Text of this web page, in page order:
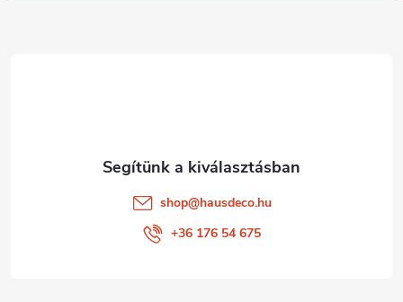
shop@hausdeco.hu
+36 176 54 675